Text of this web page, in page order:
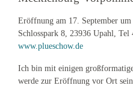
Eröffnung am 17. September
Schlosspark 8, 23936 Upahl, Tel
www.plueschow.de
Ich bin mit einigen
werde zur Eröffnung vor Ort sein.